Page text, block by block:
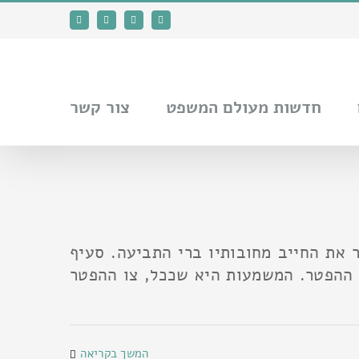
Facebook
Instagramכתובת
דואר
YouTube
חדשות מעולם המשפט צור קשר
החייב מחובותיו ברי התביעה. סעיף
ככל, את חוב המזונות מצו ההפטר. המשמעות היא שככל, צו ההפטר
המשך בקריאה